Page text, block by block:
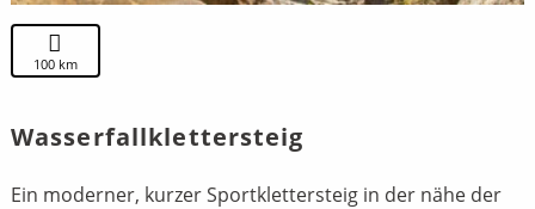
100 km
Wasserfallklettersteig
Ein moderner, kurzer Sportklettersteig in der nähe der